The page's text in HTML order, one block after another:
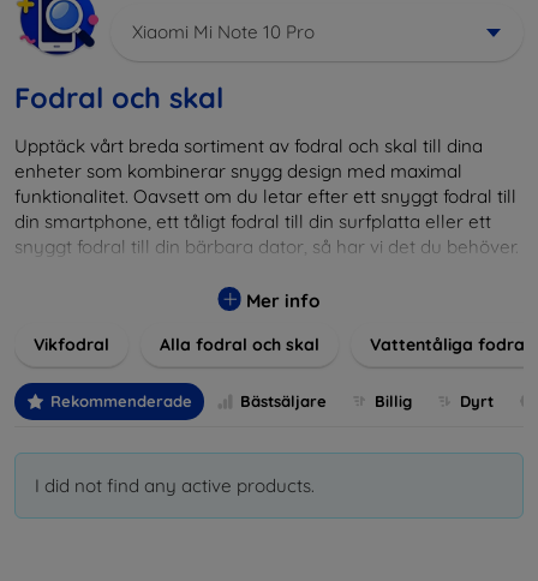
Xiaomi Mi Note 10 Pro
Fodral och skal
Upptäck vårt breda sortiment av fodral och skal till dina
enheter som kombinerar snygg design med maximal
funktionalitet. Oavsett om du letar efter ett snyggt fodral till
din smartphone, ett tåligt fodral till din surfplatta eller ett
snyggt fodral till din bärbara dator, så har vi det du behöver.
stötar, samtidigt som de tar hänsyn till användarnas
att hitta rätt tillbehör till din enhet. Våra fodral och skal är
inte bara praktiska utan också moderiktiga, vilket gör dem
dig.
Mer info
Vikfodral Alla fodral och skal Vattentåliga fodral
Rekommenderade Bästsäljare Billig Dyrt
I did not find any active products.